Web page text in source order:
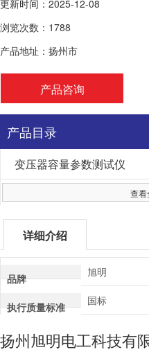
更新时间：2025-12-08
浏览次数：1788
产品地址：扬州市
产品咨询
产品目录
变压器容量参数测试仪
查看
详细介绍
品牌 旭明
执行质量标准 国标
扬州旭明电工科技有